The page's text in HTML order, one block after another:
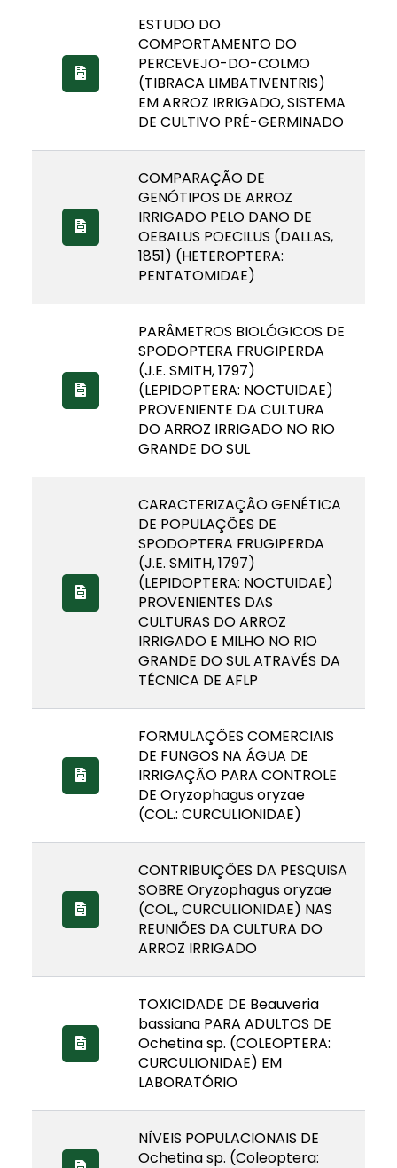
ESTUDO DO
COMPORTAMENTO DO
PERCEVEJO-DO-COLMO
(TIBRACA LIMBATIVENTRIS)
EM ARROZ IRRIGADO, SISTEMA
DE CULTIVO PRÉ-GERMINADO
COMPARAÇÃO DE
GENÓTIPOS DE ARROZ
IRRIGADO PELO DANO DE
OEBALUS POECILUS (DALLAS,
1851) (HETEROPTERA:
PENTATOMIDAE)
PARÂMETROS BIOLÓGICOS DE
SPODOPTERA FRUGIPERDA
(J.E. SMITH, 1797)
(LEPIDOPTERA: NOCTUIDAE)
PROVENIENTE DA CULTURA
DO ARROZ IRRIGADO NO RIO
GRANDE DO SUL
CARACTERIZAÇÃO GENÉTICA
DE POPULAÇÕES DE
SPODOPTERA FRUGIPERDA
(J.E. SMITH, 1797)
(LEPIDOPTERA: NOCTUIDAE)
PROVENIENTES DAS
CULTURAS DO ARROZ
IRRIGADO E MILHO NO RIO
GRANDE DO SUL ATRAVÉS DA
TÉCNICA DE AFLP
FORMULAÇÕES COMERCIAIS
DE FUNGOS NA ÁGUA DE
IRRIGAÇÃO PARA CONTROLE
DE Oryzophagus oryzae
(COL.: CURCULIONIDAE)
CONTRIBUIÇÕES DA PESQUISA
SOBRE Oryzophagus oryzae
(COL., CURCULIONIDAE) NAS
REUNIÕES DA CULTURA DO
ARROZ IRRIGADO
TOXICIDADE DE Beauveria
bassiana PARA ADULTOS DE
Ochetina sp. (COLEOPTERA:
CURCULIONIDAE) EM
LABORATÓRIO
NÍVEIS POPULACIONAIS DE
Ochetina sp. (Coleoptera: